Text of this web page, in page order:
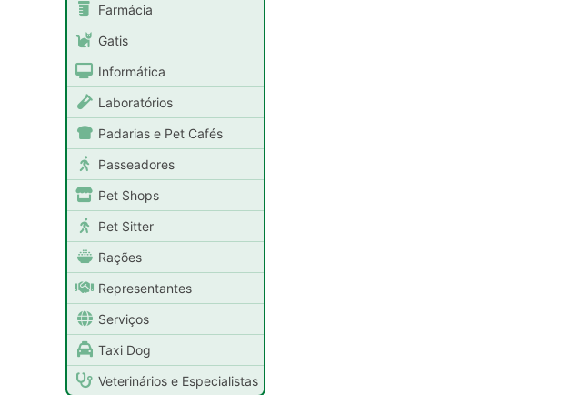
Farmácia
Gatis
Informática
Laboratórios
Padarias e Pet Cafés
Passeadores
Pet Shops
Pet Sitter
Rações
Representantes
Serviços
Taxi Dog
Veterinários e Especialistas